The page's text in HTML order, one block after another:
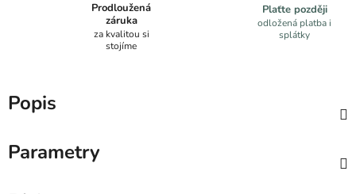
Prodloužená
záruka
za kvalitou si
stojíme
Plaťte později
odložená platba i
splátky
Popis
Parametry